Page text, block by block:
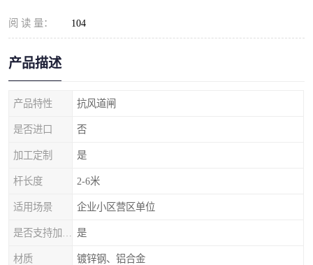
阅 读 量： 104
产品描述
产品特性 抗风道闸
是否进口 否
加工定制 是
杆长度 2-6米
适用场景 企业小区营区单位
是
材质 镀锌钢、铝合金